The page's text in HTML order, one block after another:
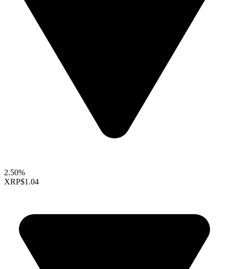
2.50%
XRP$1.04